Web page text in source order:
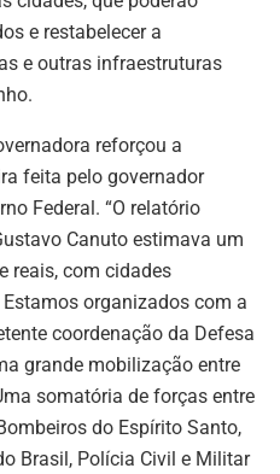
e restabelecer a
e outras infraestruturas
reforçou a
feita pelo governador
Federal. “O relatório
Canuto estimava um
reais, com cidades
organizados com a
coordenação da Defesa
grande mobilização entre
somatória de forças entre
do Espírito Santo,
Brasil, Polícia Civil e Militar